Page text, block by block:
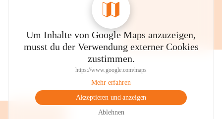
Um Inhalte von Google Maps anzuzeigen,
musst du der Verwendung externer Cookies
zustimmen.
https://www.google.com/maps
Mehr erfahren
Akzeptieren und anzeigen
Ablehnen